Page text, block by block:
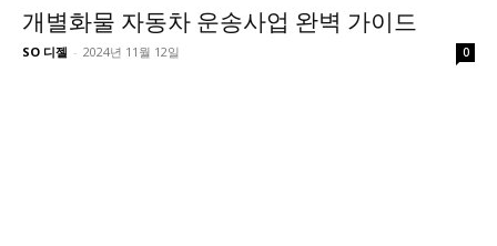
개별화물 자동차 운송사업 완벽 가이드
SO 디젤 - 2024년 11월 12일 0